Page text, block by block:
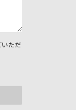
いただ